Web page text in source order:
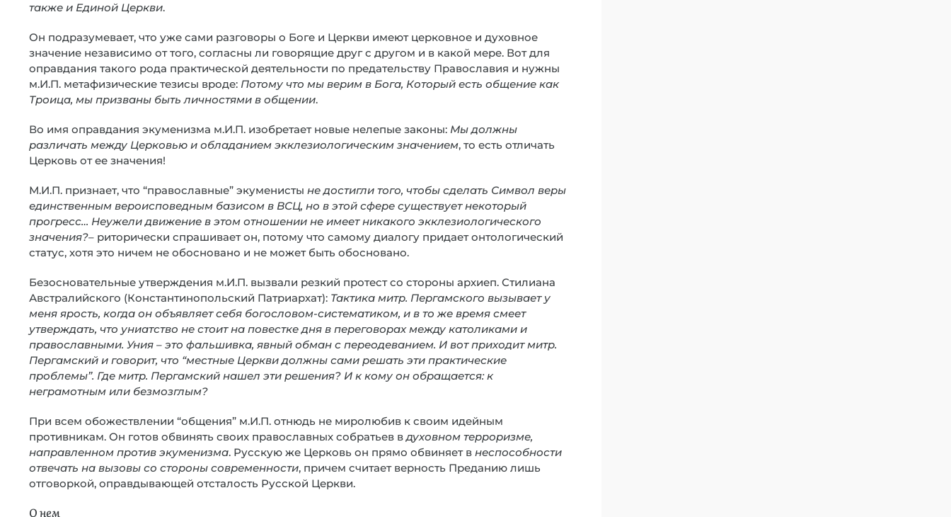
также и Единой Церкви.
Он подразумевает, что уже сами разговоры о Боге и Церкви имеют церковное и духовное
значение независимо от того, согласны ли говорящие друг с другом и в какой мере. Вот для
оправдания такого рода практической деятельности по предательству Православия и нужны
м.И.П. метафизические тезисы вроде: Потому что мы верим в Бога, Который есть общение как
Троица, мы призваны быть личностями в общении.
Во имя оправдания экуменизма м.И.П. изобретает новые нелепые законы: Мы должны
различать между Церковью и обладанием экклезиологическим значением, то есть отличать
Церковь от ее значения!
М.И.П. признает, что “православные” экуменисты не достигли того, чтобы сделать Символ веры
единственным вероисповедным базисом в ВСЦ, но в этой сфере существует некоторый
прогресс… Неужели движение в этом отношении не имеет никакого экклезиологического
значения?– риторически спрашивает он, потому что самому диалогу придает онтологический
статус, хотя это ничем не обосновано и не может быть обосновано.
Безосновательные утверждения м.И.П. вызвали резкий протест со стороны архиеп. Стилиана
Австралийского (Константинопольский Патриархат): Тактика митр. Пергамского вызывает у
меня ярость, когда он объявляет себя богословом-систематиком, и в то же время смеет
утверждать, что униатство не стоит на повестке дня в переговорах между католиками и
православными. Уния – это фальшивка, явный обман с переодеванием. И вот приходит митр.
Пергамский и говорит, что “местные Церкви должны сами решать эти практические
проблемы”. Где митр. Пергамский нашел эти решения? И к кому он обращается: к
неграмотным или безмозглым?
При всем обожествлении “общения” м.И.П. отнюдь не миролюбив к своим идейным
противникам. Он готов обвинять своих православных собратьев вдуховном терроризме,
направленном против экуменизма. Русскую же Церковь он прямо обвиняет в неспособности
отвечать на вызовы со стороны современности, причем считает верность Преданию лишь
отговоркой, оправдывающей отсталость Русской Церкви.
О нем